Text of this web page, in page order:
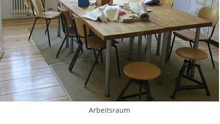
Arbeitsraum